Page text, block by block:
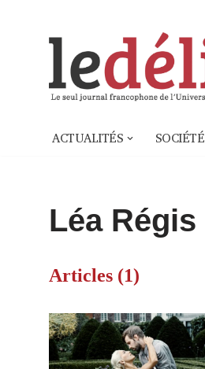
ACTUALITÉS SOCIÉTÉ
Léa Régis
Articles (1)